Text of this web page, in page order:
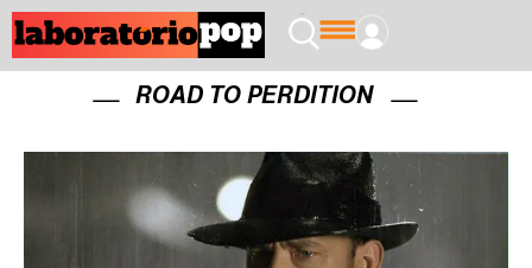
ROAD TO PERDITION